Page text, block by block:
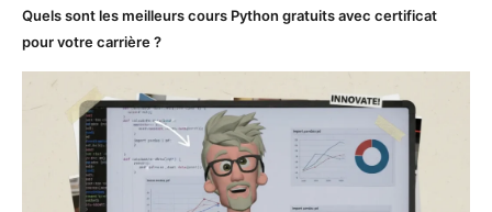
Quels sont les meilleurs cours Python gratuits avec certificat
pour votre carrière ?